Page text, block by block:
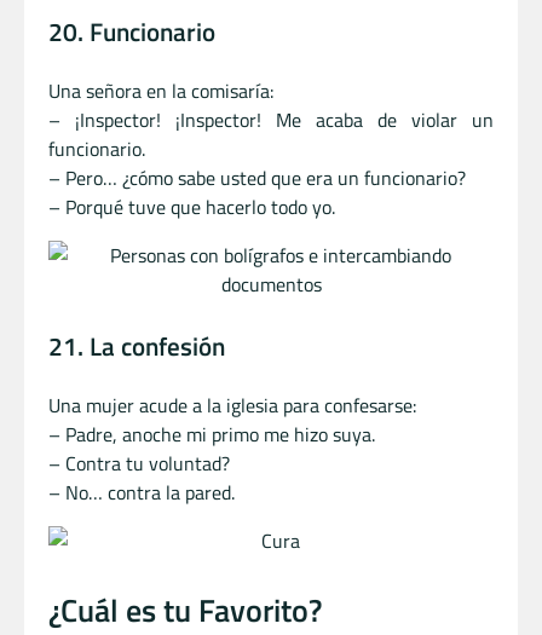
20. Funcionario
Una señora en la comisaría:
– ¡Inspector! ¡Inspector! Me acaba de violar un
funcionario.
– Pero… ¿cómo sabe usted que era un funcionario?
– Porqué tuve que hacerlo todo yo.
21. La confesión
Una mujer acude a la iglesia para confesarse:
– Padre, anoche mi primo me hizo suya.
– Contra tu voluntad?
– No… contra la pared.
¿Cuál es tu Favorito?